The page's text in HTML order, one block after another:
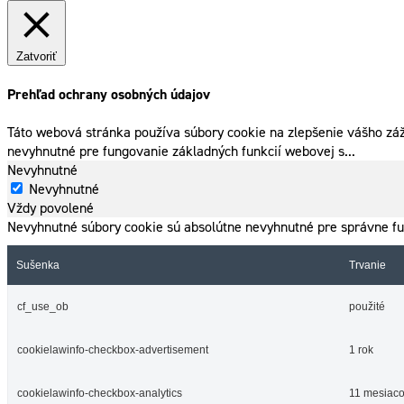
Zatvoriť
Prehľad ochrany osobných údajov
Táto webová stránka používa súbory cookie na zlepšenie vášho
nevyhnutné pre fungovanie základných funkcií webovej s...
Nevyhnutné
Nevyhnutné
Vždy povolené
Nevyhnutné súbory cookie sú absolútne nevyhnutné pre
Sušenka Trvanie
cf_use_ob použité
cookielawinfo-checkbox-advertisement 1 rok
cookielawinfo-checkbox-analytics 11